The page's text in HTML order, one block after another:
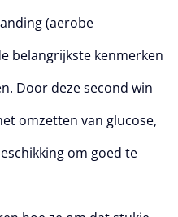
(aerobe
belangrijkste kenmerken
Door deze second win
omzetten van glucose,
om goed te